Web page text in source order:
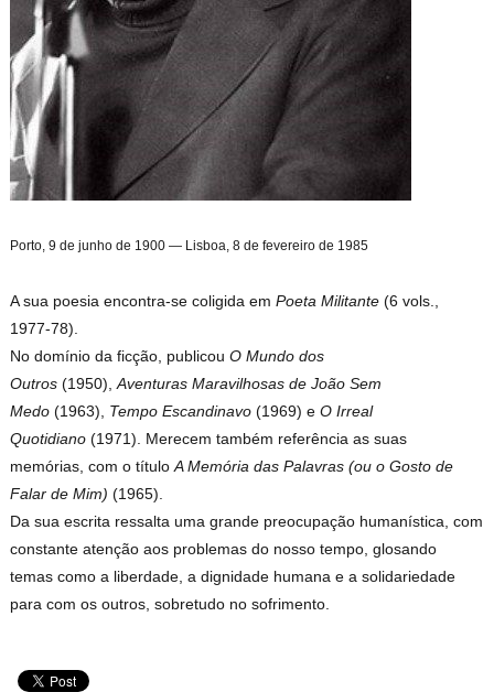
Porto, 9 de junho de 1900 — Lisboa, 8 de fevereiro de 1985
A sua poesia encontra-se coligida emPoeta Militante (6 vols.,
1977-78).
No domínio da ficção, publicouO Mundo dos
Outros (1950),Aventuras Maravilhosas de João Sem
Medo (1963), Tempo Escandinavo (1969) eO Irreal
Quotidiano (1971). Merecem também referência as suas
memórias, com o títuloA Memória das Palavras (ou o Gosto de
Falar de Mim) (1965).
Da sua escrita ressalta uma grande preocupação humanística, com
constante atenção aos problemas do nosso tempo, glosando
temas como a liberdade, a dignidade humana e a solidariedade
para com os outros, sobretudo no sofrimento.